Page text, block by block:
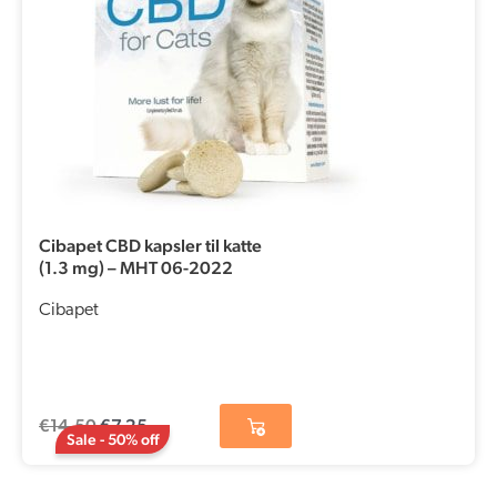
Sale - 50% off
Cibapet CBD kapsler til katte
(1.3 mg) – MHT 06-2022
Cibapet
€14,50€7,25